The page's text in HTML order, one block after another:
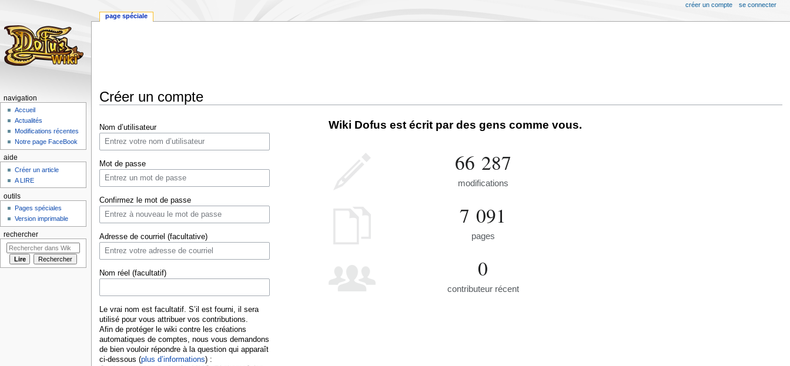
Créer un compte
à
navigation
à
recherche
Nom d’utilisateur
Mot de passe
Confirmez le mot de passe
Adresse de courriel (facultative)
Nom réel (facultatif)
Le vrai nom est facultatif. S’il est fourni, il sera
utilisé pour vous attribuer vos contributions.
Afin de protéger le wiki contre les créations
automatiques de comptes, nous vous demandons
de bien vouloir répondre à la question qui apparaît
ci-dessous (plus d’informations) :
Wiki Dofus est écrit par des gens comme vous.
66 287
modifications
7 091
pages
0
contributeur récent
page spéciale
créer un compte se connecter
navigation
Accueil
Actualités
Modifications récentes
Notre page FaceBook
aide
Créer un article
A LIRE
outils
Pages spéciales
Version imprimable
rechercher